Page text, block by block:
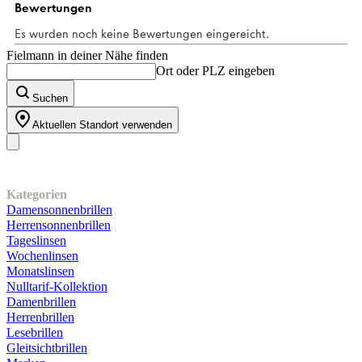
Fielmann in deiner Nähe finden
Ort oder PLZ eingeben
Suchen
Aktuellen Standort verwenden
Kategorien
Damensonnenbrillen
Herrensonnenbrillen
Tageslinsen
Wochenlinsen
Monatslinsen
Nulltarif-Kollektion
Damenbrillen
Herrenbrillen
Lesebrillen
Gleitsichtbrillen